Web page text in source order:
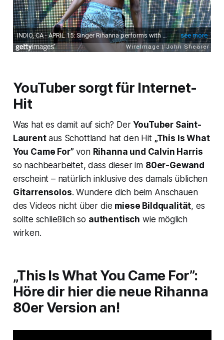
YouTuber sorgt für Internet-
Hit
Was hat es damit auf sich? DerYouTuber Saint-
Laurentaus Schottland hat den Hit „This Is What
You Came For” von Rihanna und Calvin Harris
so nachbearbeitet, dass dieser im 80er-Gewand
erscheint – natürlich inklusive des damals üblichen
Gitarrensolos. Wundere dich beim Anschauen
des Videos nicht über die miese Bildqualität, es
sollte schließlich so authentisch wie möglich
wirken.
„This Is What You Came For”:
Höre dir hier die neue Rihanna
80er Version an!